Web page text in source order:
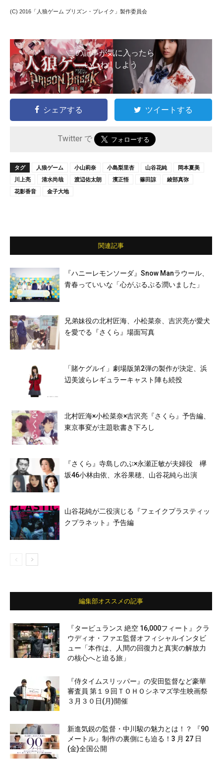
(C) 2016「人狼ゲーム プリズン・ブレイク」製作委員会
この記事が気に入ったら
いいね ! しよう
シェアする ツイートする
Twitter で
タグ 人狼ゲーム 小山莉奈 小島梨里杏 山谷花純
岡本夏美
川上亮
清水尚哉 渡辺佑太朗 濱正悟 篠田諒
綾部真弥
花影香音
金子大地
関連記事
『ハニーレモンソーダ』Snow Manラウール、
⻘春っていいな「心がぷるぷる潤いました」
兄弟妹役の北村匠海、小松菜奈、吉沢亮が愛犬
を愛でる『さくら』場面写真
「賭ケグルイ」劇場版第2弾の製作が決定、浜
辺美波らレギュラーキャスト陣も続投
北村匠海×小松菜奈×吉沢亮『さくら』予告編、
東京事変が主題歌書き下ろし
『さくら』寺島しのぶ×永瀬正敏が夫婦役 欅
坂46小林由依、水谷果穂、山谷花純ら出演
山谷花純が二役演じる『フェイクプラスティッ
クプラネット』予告編
編集部オススメの記事
『タービュランス 絶空 16,000フィート』クラ
ウディオ・ファエ監督オフィシャルインタビ
ュー「本作は、人間の回復力と真実の解放力
の核心へと迫る旅」
『侍タイムスリッパー』の安田監督など豪華
審査員 第１９回ＴＯＨＯシネマズ学生映画祭
３月３０日(月)開催
新進気鋭の監督・中川駿の魅力とは！？ 『90
メートル』制作の裏側にも迫る！3 月 27 日
(金)全国公開